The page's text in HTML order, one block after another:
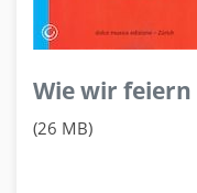
Wie wir feiern
(26 MB)